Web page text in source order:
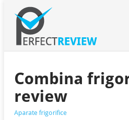
Combina
review
Aparate frigorifice